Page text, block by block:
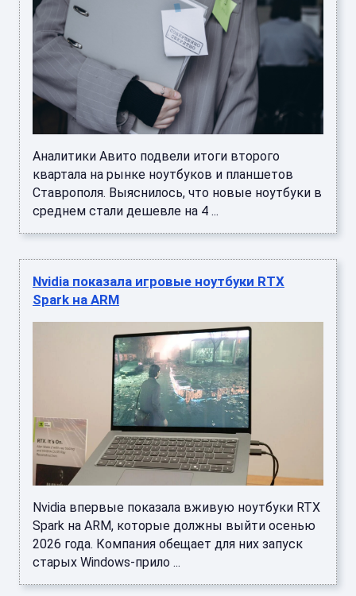
Аналитики Авито подвели итоги второго
квартала на рынке ноутбуков и планшетов
Ставрополя. Выяснилось, что новые ноутбуки в
среднем стали дешевле на 4 ...
Nvidia показала игровые ноутбуки RTX
Spark на ARM
Nvidia впервые показала вживую ноутбуки RTX
Spark на ARM, которые должны выйти осенью
2026 года. Компания обещает для них запуск
старых Windows-прило ...